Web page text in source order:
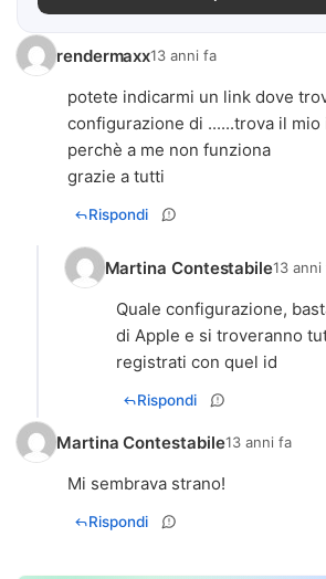
rendermaxx13 anni fa
potete indicarmi un link dove
configurazione di ......trova il mio
perchè a me non funziona
grazie a tutti
Rispondi
Martina Contestabile13 anni
Quale configurazione,
di Apple e si troveranno
registrati con quel id
Rispondi
Martina Contestabile13 anni fa
Mi sembrava strano!
Rispondi